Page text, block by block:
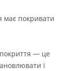
має покривати
— це
і